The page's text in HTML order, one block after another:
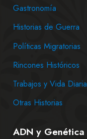
Gastronomía
Historias de Guerra
Políticas Migratorias
Rincones Históricos
Trabajos y Vida Diaria
Otras Historias
ADN y Genética